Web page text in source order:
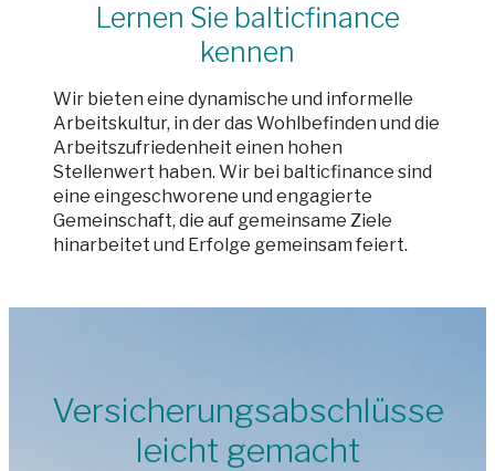
Lernen Sie balticfinance
kennen
Wir bieten eine dynamische und informelle
Arbeitskultur, in der das Wohlbefinden und die
Arbeitszufriedenheit einen hohen
Stellenwert haben. Wir bei balticfinance sind
eine eingeschworene und engagierte
Gemeinschaft, die auf gemeinsame Ziele
hinarbeitet und Erfolge gemeinsam feiert.
Versicherungsabschlüsse
leicht gemacht